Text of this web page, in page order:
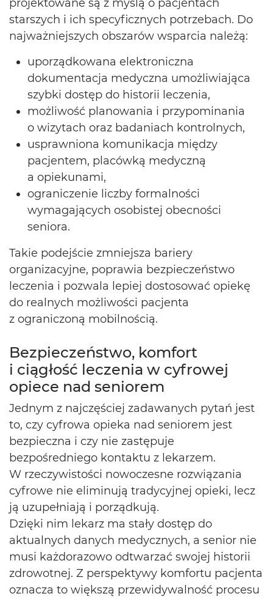
projektowane są z myślą o pacjentach
starszych i ich specyficznych potrzebach. Do
najważniejszych obszarów wsparcia należą:
uporządkowana elektroniczna
dokumentacja medyczna umożliwiająca
szybki dostęp do historii leczenia,
możliwość planowania i przypominania
o wizytach oraz badaniach kontrolnych,
usprawniona komunikacja między
pacjentem, placówką medyczną
a opiekunami,
ograniczenie liczby formalności
wymagających osobistej obecności
seniora.
Takie podejście zmniejsza bariery
organizacyjne, poprawia bezpieczeństwo
leczenia i pozwala lepiej dostosować opiekę
do realnych możliwości pacjenta
z ograniczoną mobilnością.
Bezpieczeństwo, komfort
i ciągłość leczenia w cyfrowej
opiece nad seniorem
Jednym z najczęściej zadawanych pytań jest
to, czy cyfrowa opieka nad seniorem jest
bezpieczna i czy nie zastępuje
bezpośredniego kontaktu z lekarzem.
W rzeczywistości nowoczesne rozwiązania
cyfrowe nie eliminują tradycyjnej opieki, lecz
ją uzupełniają i porządkują.
Dzięki nim lekarz ma stały dostęp do
aktualnych danych medycznych, a senior nie
musi każdorazowo odtwarzać swojej historii
zdrowotnej. Z perspektywy komfortu pacjenta
oznacza to większą przewidywalność procesu